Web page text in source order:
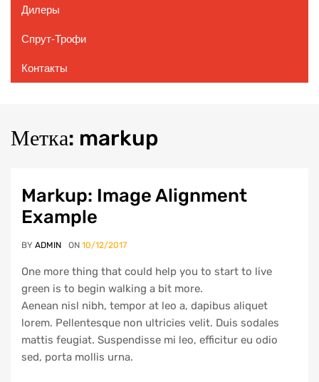
Дилеры
Спрут-Трофи
Контакты
Метка: markup
Markup: Image Alignment
Example
BY ADMIN ON 10/12/2017
One more thing that could help you to start to live
green is to begin walking a bit more.
Aenean nisl nibh, tempor at leo a, dapibus aliquet
lorem. Pellentesque non ultricies velit. Duis sodales
mattis feugiat. Suspendisse mi leo, efficitur eu odio
sed, porta mollis urna.